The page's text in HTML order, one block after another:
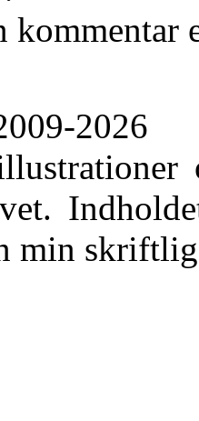
kommentar
2026
min